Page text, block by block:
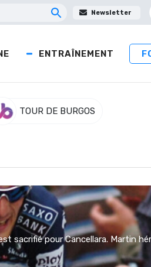
Newsletter
ENTRAÎNEMENT
TOUR DE BURGOS
sacrifié pour Cancellara. Martin